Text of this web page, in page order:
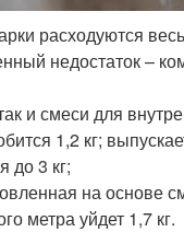
расходуются
недостаток –
и смеси для
1,2 кг;
до 3 кг;
на основе
метра уйдет 1,7 кг.